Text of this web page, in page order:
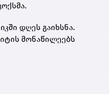
დღეს გაიხსნა.
მონაწილეებს